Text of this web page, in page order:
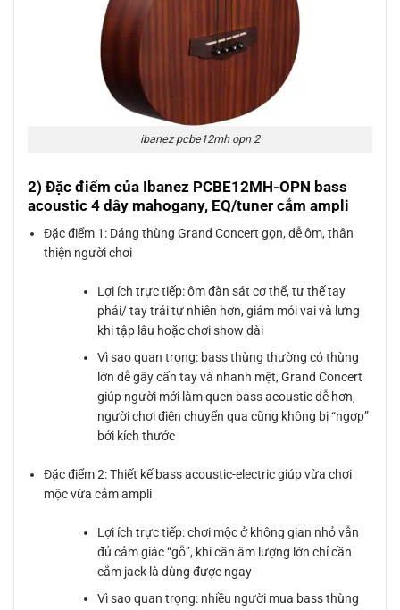
ibanez pcbe12mh opn 2
2) Đặc điểm của Ibanez PCBE12MH-OPN bass
acoustic 4 dây mahogany, EQ/tuner cắm ampli
Đặc điểm 1: Dáng thùng Grand Concert gọn, dễ ôm, thân
thiện người chơi
Lợi ích trực tiếp: ôm đàn sát cơ thể, tư thế tay
phải/ tay trái tự nhiên hơn, giảm mỏi vai và lưng
khi tập lâu hoặc chơi show dài
Vì sao quan trọng: bass thùng thường có thùng
lớn dễ gây cấn tay và nhanh mệt, Grand Concert
giúp người mới làm quen bass acoustic dễ hơn,
người chơi điện chuyển qua cũng không bị “ngợp”
bởi kích thước
Đặc điểm 2: Thiết kế bass acoustic-electric giúp vừa chơi
mộc vừa cắm ampli
Lợi ích trực tiếp: chơi mộc ở không gian nhỏ vẫn
đủ cảm giác “gỗ”, khi cần âm lượng lớn chỉ cần
cắm jack là dùng được ngay
Vì sao quan trọng: nhiều người mua bass thùng